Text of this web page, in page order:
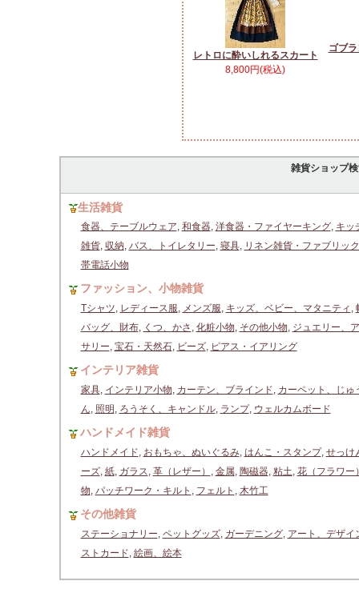
レトロに酔いしれるスカート
8,800円(税込)
ゴブ
雑貨ショップ
生活雑貨
食器、テーブルウェア, 和食器, 洋食器・ファイヤーキング, キッ
雑貨, 収納, バス、トイレタリー, 寝具, リネン雑貨・ファブリック
帯電話小物
ファッション、小物雑貨
Tシャツ, レディース服, メンズ服, キッズ、ベビー、マタニティ ,
バッグ、財布, くつ、かさ , 化粧小物, その他小物, ジュエリー、
サリー, 宝石・天然石, ビーズ, ピアス・イアリング
インテリア雑貨
家具, インテリア小物, カーテン、ブラインド, カーペット、じゅ
ん, 照明 , ろうそく、キャンドル, ランプ, ウェルカムボード
ハンドメイド雑貨
ハンドメイド, おもちゃ、ぬいぐるみ, はんこ・スタンプ, せっけ
ーズ, 紙, ガラス, 革（レザー） , 金属, 陶磁器, 粘土, 花（フラワー
物, パッチワーク・キルト , フェルト , 木竹工
その他雑貨
ステーショナリー, ペットグッズ, ガーデニング, アート、デザイ
ストカード, 絵画、絵本